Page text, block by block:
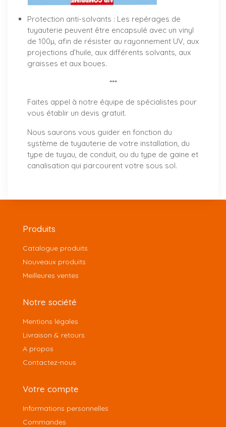
Protection anti-solvants : Les repérages de
tuyauterie peuvent être encapsulé avec un vinyl
de 100µ, afin de résister au rayonnement UV, aux
projections d’huile, aux différents solvants, aux
graisses et aux boues.
***
Faites appel à notre équipe de spécialistes pour
vous établir un devis gratuit.
Nous saurons vous guider en fonction du
système de tuyauterie de votre installation, du
type de tuyau, de conduit, ou du type de gaine et
canalisation qui parcourent votre sous sol.
Produits
Catalogue produits
Nouveaux produits
Meilleures ventes
Notre société
Mentions légales
Livraison & retours
A propos
Contactez-nous
Votre compte
Informations personnelles
Commandes